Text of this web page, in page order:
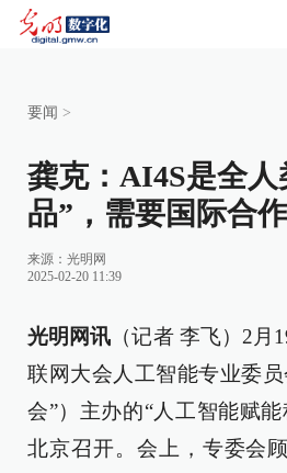
要闻 >
龚克：AI4S是全人
品”，需要国际合作
来源： 光明网
2025-02-20 11:39
光明网讯 （记者 李飞）2月
联网大会人工智能专业委
会”）主办的“人工智能赋
北京召开。会上，专委会